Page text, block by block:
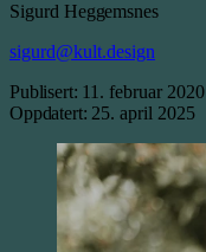
Sigurd Heggemsnes
sigurd@kult.design
Publisert: 11. februar 2020
Oppdatert: 25. april 2025